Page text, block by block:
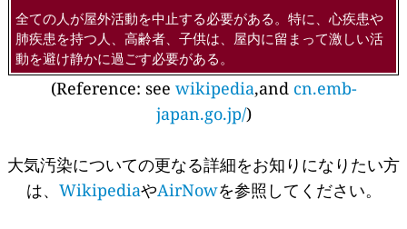
全ての人が屋外活動を中止する必要がある。特に、心疾患や
肺疾患を持つ人、高齢者、子供は、屋内に留まって激しい活
動を避け静かに過ごす必要がある。
(Reference: see wikipedia,and cn.emb-
japan.go.jp/)
大気汚染についての更なる詳細をお知りになりたい方
は、 WikipediaやAirNowを参照してください。